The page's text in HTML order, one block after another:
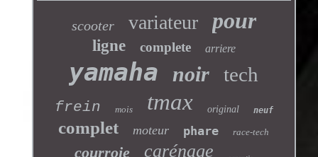
scooter variateur pour
ligne complete arriere
yamaha noir tech
frein mois tmax original neuf
complet moteur phare race-tech
courroie carénage